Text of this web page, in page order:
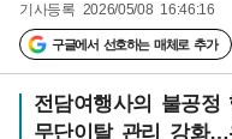
기사등록 2026/05/08 16:46:16
구글에서 선호하는 매체로 추가
전담여행사의 불공
무단이탈 관리 강화